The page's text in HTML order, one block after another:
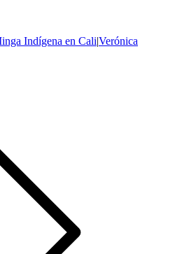
Indígena en Cali|Verónica